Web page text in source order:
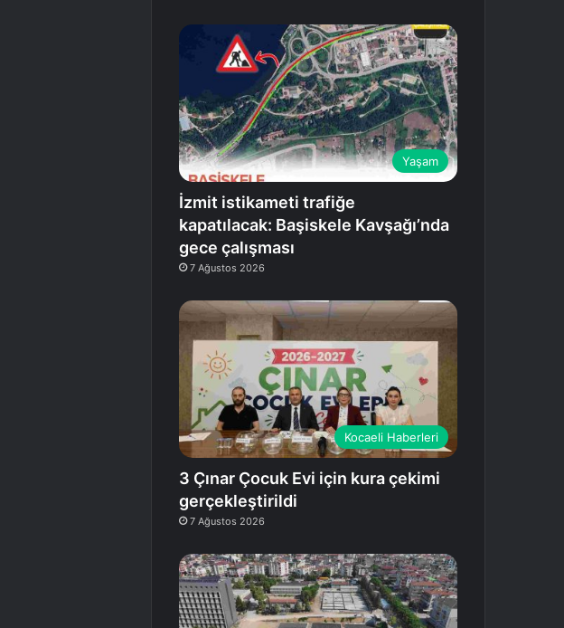
Yaşam
İzmit istikameti trafiğe
kapatılacak: Başiskele Kavşağı’nda
gece çalışması
7 Ağustos 2026
Kocaeli Haberleri
3 Çınar Çocuk Evi için kura çekimi
gerçekleştirildi
7 Ağustos 2026